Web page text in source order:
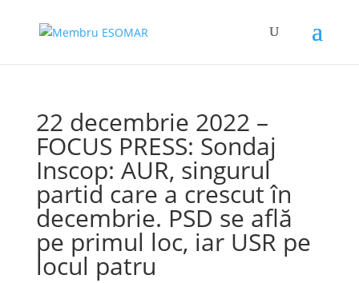
22 decembrie 2022 –
FOCUS PRESS: Sondaj
Inscop: AUR, singurul
partid care a crescut în
decembrie. PSD se află
pe primul loc, iar USR pe
locul patru